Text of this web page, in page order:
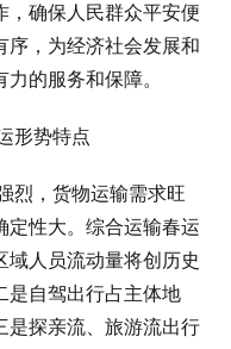
，确保人民群众平安便
序，为经济社会发展和
的服务和保障。
形势特点
烈，货物运输需求旺
定性大。综合运输春运
域人员流动量将创历史
是自驾出行占主体地
是探亲流、旅游流出行